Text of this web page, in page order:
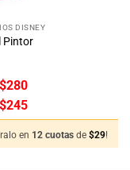
DISNEY
Pintor
$280
$245
en 12 cuotas de $29!